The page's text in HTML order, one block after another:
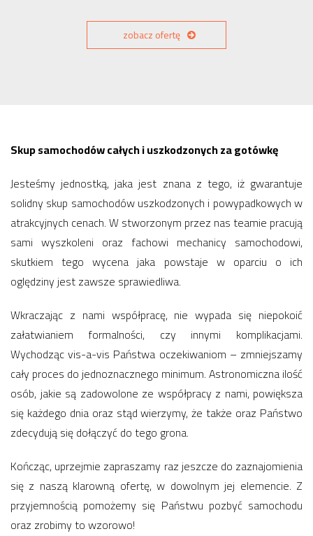
zobacz ofertę
Skup samochodów całych i uszkodzonych za gotówkę
Jesteśmy jednostką, jaka jest znana z tego, iż gwarantuje
solidny skup samochodów uszkodzonych i powypadkowych w
atrakcyjnych cenach. W stworzonym przez nas teamie pracują
sami wyszkoleni oraz fachowi mechanicy samochodowi,
skutkiem tego wycena jaka powstaje w oparciu o ich
oględziny jest zawsze sprawiedliwa.
Wkraczając z nami współpracę, nie wypada się niepokoić
załatwianiem formalności, czy innymi komplikacjami.
Wychodząc vis-a-vis Państwa oczekiwaniom – zmniejszamy
cały proces do jednoznacznego minimum. Astronomiczna ilość
osób, jakie są zadowolone ze współpracy z nami, powiększa
się każdego dnia oraz stąd wierzymy, że także oraz Państwo
zdecydują się dołączyć do tego grona.
Kończąc, uprzejmie zapraszamy raz jeszcze do zaznajomienia
się z naszą klarowną ofertę, w dowolnym jej elemencie. Z
przyjemnością pomożemy się Państwu pozbyć samochodu
oraz zrobimy to wzorowo!